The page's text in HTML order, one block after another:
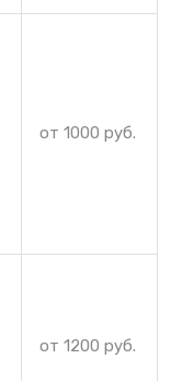
от 1000 руб.
от 1200 руб.